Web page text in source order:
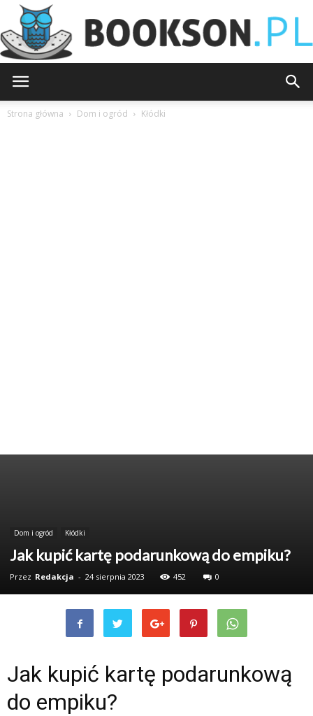
Strona główna Dom i ogród Kłódki
Dom i ogród Kłódki
Jak kupić kartę podarunkową do empiku?
Przez Redakcja - 24 sierpnia 2023 452 0
Jak kupić kartę podarunkową
do empiku?